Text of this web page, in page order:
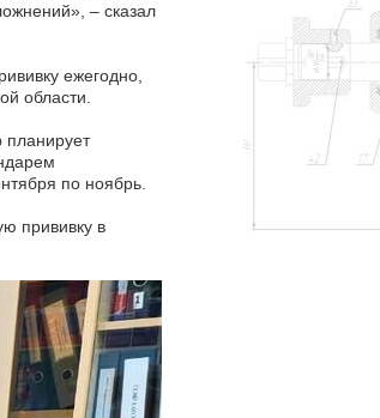
– сказал
ежегодно,
области.
планирует
по ноябрь.
прививку в